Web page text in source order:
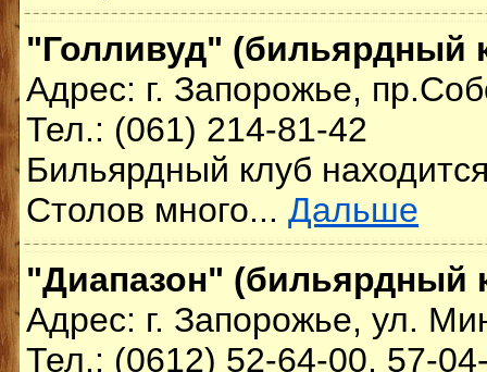
"Голливуд" (бильярдный
Адрес: г. Запорожье,
Тел.: (061) 214-81-42
Бильярдный клуб
Столов много... Дальше
"Диапазон" (бильярдный
Адрес: г. Запорожье, ул.
Тел.: (0612) 52-64-00, 57-